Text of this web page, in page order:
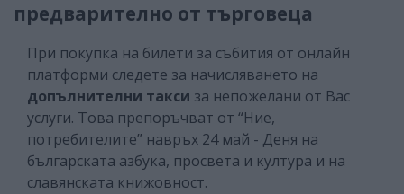
предварително от търговеца
При покупка на билети за събития от онлайн
платформи следете за начисляването на
допълнителни такси за непожелани от Вас
услуги. Това препоръчват от “Ние,
потребителите” навръх 24 май - Деня на
българската азбука, просвета и култура и на
славянската книжовност.